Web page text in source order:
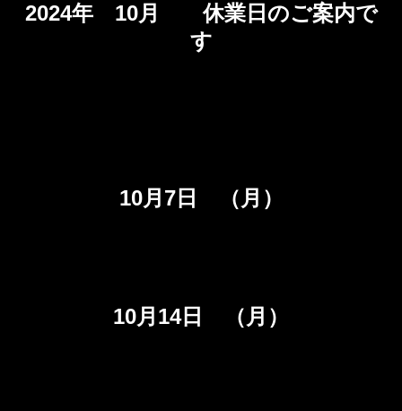
2024年 10月 休業日のご案内で
す
10月7日 （月）
10月14日 （月）